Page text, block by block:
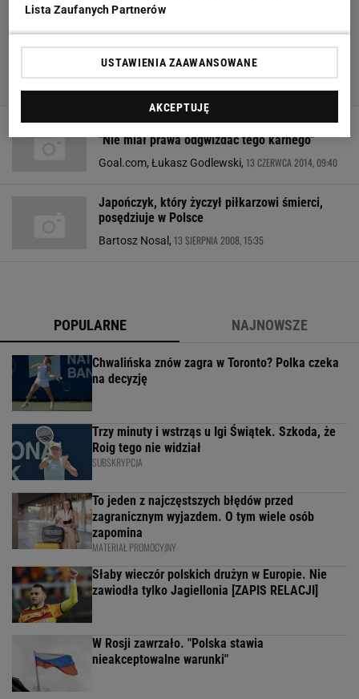
Mundial 2014. Były sędzia po meczu otwarcia:
"Nie miał prawa odgwizdać tego karnego"
Goal.com, Łukasz Godlewski, 13 CZERWCA 2014, 09:40
Japończyk, który życzył piłkarzowi śmierci,
posędziuje w Polsce
Bartosz Nosal, 13 SIERPNIA 2008, 15:35
POPULARNE NAJNOWSZE
Chwalińska znów zagra w Toronto? Polka czeka
na decyzję
Trzy minuty i wstrząs u Igi Świątek. Szkoda, że
Roig tego nie widział
SUBSKRYPCJA
To jeden z najczęstszych błędów przed
zagranicznym wyjazdem. O tym wiele osób
zapomina
MATERIAŁ PROMOCYJNY
Słaby wieczór polskich drużyn w Europie. Nie
zawiodła tylko Jagiellonia [ZAPIS RELACJI]
W Rosji zawrzało. "Polska stawia
nieakceptowalne warunki"
Lista Zaufanych Partnerów
USTAWIENIA ZAAWANSOWANE
AKCEPTUJĘ